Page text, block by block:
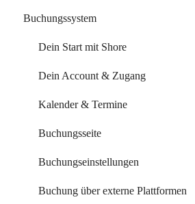
Buchungssystem
Dein Start mit Shore
Dein Account & Zugang
Kalender & Termine
Buchungsseite
Buchungseinstellungen
Buchung über externe Plattformen